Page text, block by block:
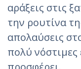
αράξεις στις
την ρουτίνα
απολαύσεις
πολύ